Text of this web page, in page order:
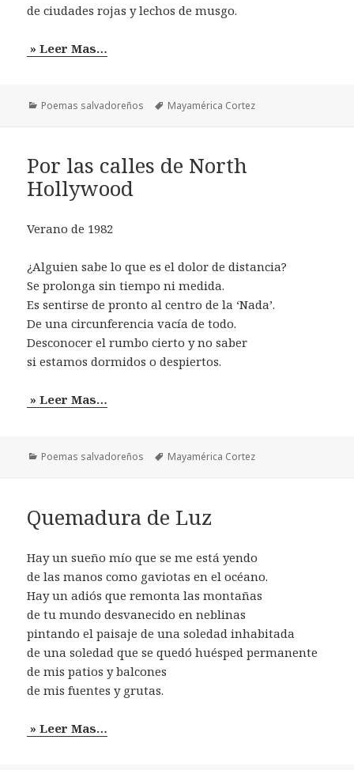
de ciudades rojas y lechos de musgo.
» Leer Mas…
Categorías
Poemas salvadoreños Etiquetas
Mayamérica Cortez
Por las calles de North
Hollywood
Verano de 1982
¿Alguien sabe lo que es el dolor de distancia?
Se prolonga sin tiempo ni medida.
Es sentirse de pronto al centro de la ‘Nada’.
De una circunferencia vacía de todo.
Desconocer el rumbo cierto y no saber
si estamos dormidos o despiertos.
» Leer Mas…
Categorías
Poemas salvadoreños Etiquetas
Mayamérica Cortez
Quemadura de Luz
Hay un sueño mío que se me está yendo
de las manos como gaviotas en el océano.
Hay un adiós que remonta las montañas
de tu mundo desvanecido en neblinas
pintando el paisaje de una soledad inhabitada
de una soledad que se quedó huésped permanente
de mis patios y balcones
de mis fuentes y grutas.
» Leer Mas…